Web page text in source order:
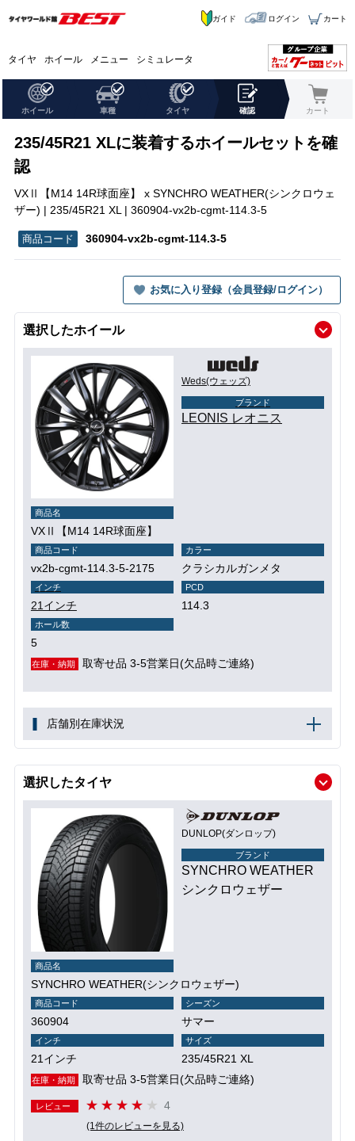
タイヤ ホイール メニュー シミュレータ
ガイド ログイン カート
ホイール 車種 タイヤ 確認 カート
235/45R21 XLに装着するホイールセットを確
認
VXⅡ【M14 14R球面座】 x SYNCHRO WEATHER(シンクロウェ
ザー) | 235/45R21 XL | 360904-vx2b-cgmt-114.3-5
360904-vx2b-cgmt-114.3-5
お気に入り登録（会員登録/ログイン）
選択したホイール
Weds(ウェッズ)
ブランド
LEONIS レオニス
商品名
VXⅡ【M14 14R球面座】
商品コード
vx2b-cgmt-114.3-5-2175
カラー
クラシカルガンメタ
インチ
21インチ
PCD
114.3
ホール数
5
在庫・納期 取寄せ品 3-5営業日(欠品時ご連絡)
店舗別在庫状況
選択したタイヤ
DUNLOP(ダンロップ)
ブランド
SYNCHRO WEATHER
シンクロウェザー
商品名
SYNCHRO WEATHER(シンクロウェザー)
商品コード
360904
シーズン
サマー
インチ
21インチ
サイズ
235/45R21 XL
在庫・納期 取寄せ品 3-5営業日(欠品時ご連絡)
レビュー 4
(1件のレビューを見る)